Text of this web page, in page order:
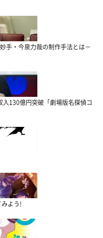
手・今泉力哉の制作手法とは－
130億円突破「劇場版名探偵コ
みよう!